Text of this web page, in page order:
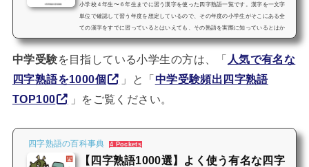
小学校４年生〜６年生までに習う漢字を使った四字熟語一覧です。漢字を一文字
単位で確認して習う年度を想定しているので、その年度の小学生がそこにある全
ての漢字をすでに習っているとはいえても、その熟語を実際に知っているとはか
ぎりません。小学校１年生〜３年生までに習う漢字で書ける四字熟語は、「小学
習うよく使う四字熟語は、小学生向けのよく使う四字熟語と意味一覧をご覧くだ
さい。当サイトの逆引き検索はこちらをお使いください。「あ行」の小...
中学受験を目指している小学生の方は、「 人気で有名な
四字熟語を1000個
」と「中学受験頻出四字熟語
TOP100
」をご覧ください。
四字熟語の百科事典 4 Pockets
【四字熟語1000選】よく使う有名な四字